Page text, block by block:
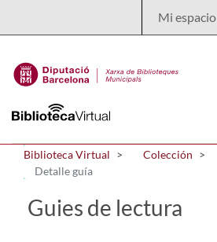
Mi espacio
Biblioteca Virtual Colección
Detalle guía
Guies de lectura